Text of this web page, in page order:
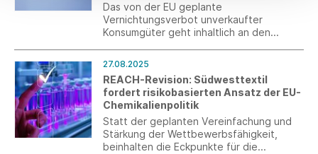
Das von der EU geplante
Vernichtungsverbot unverkaufter
Konsumgüter geht inhaltlich an den
Commerce Plattformen weiter den Markt
mit qualitativ minderwertiger Ware
überschwemmen.
27.08.2025
REACH-Revision: Südwesttextil
fordert risikobasierten Ansatz der EU-
Chemikalienpolitik
Statt der geplanten Vereinfachung und
Stärkung der Wettbewerbsfähigkeit,
beinhalten die Eckpunkte für die